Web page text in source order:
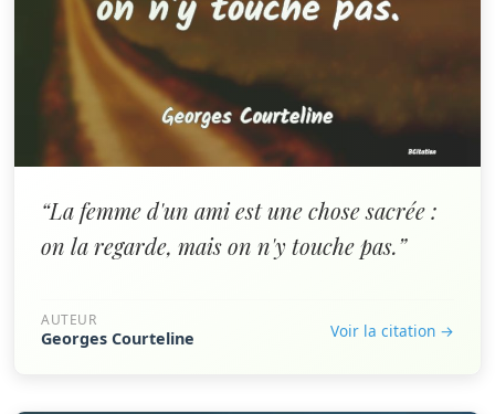
“La femme d'un ami est une chose sacrée :
on la regarde, mais on n'y touche pas.”
AUTEUR
Georges Courteline Voir la citation →